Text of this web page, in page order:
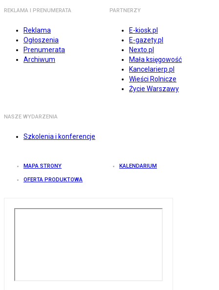
REKLAMA I PRENUMERATA
Reklama
Ogłoszenia
Prenumerata
Archiwum
PARTNERZY
E-kiosk.pl
E-gazety.pl
Nexto.pl
Mała księgowość
Kancelarierp.pl
Wieści Rolnicze
Życie Warszawy
NASZE WYDARZENIA
Szkolenia i konferencje
MAPA STRONY KALENDARIUM
OFERTA PRODUKTOWA